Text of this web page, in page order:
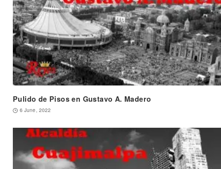
Pulido de Pisos en Gustavo A. Madero
6 June, 2022